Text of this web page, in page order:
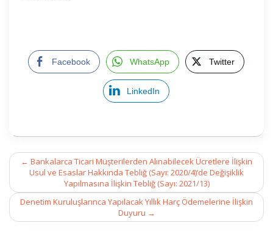
Facebook WhatsApp Twitter
LinkedIn
Post
navigation
← Bankalarca Ticari Müşterilerden Alınabilecek Ücretlere İlişkin
Usul ve Esaslar Hakkında Tebliğ (Sayı: 2020/4)’de Değişiklik
Yapılmasına İlişkin Tebliğ (Sayı: 2021/13)
Denetim Kuruluşlarınca Yapılacak Yıllık Harç Ödemelerine İlişkin
Duyuru →